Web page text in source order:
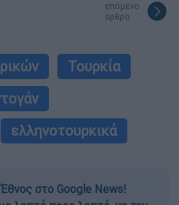
επόμενο
άρθρο
Τουρκία
ελληνοτουρκικά
στο Google News!